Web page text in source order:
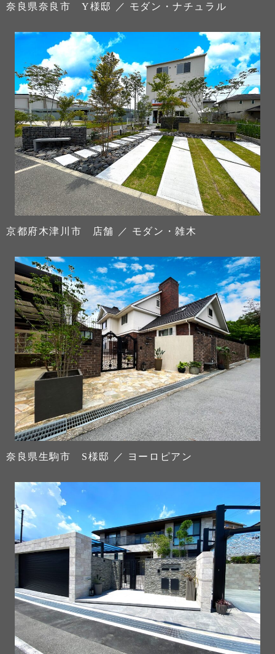
奈良県奈良市 Y様邸 ／ モダン・ナチュラル
京都府木津川市 店舗 ／ モダン・雑木
奈良県生駒市 S様邸 ／ ヨーロピアン